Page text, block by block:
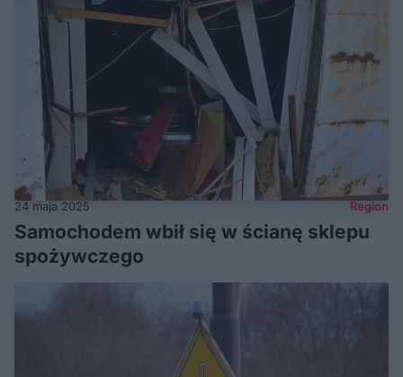
24 maja 2025 Region
Samochodem wbił się w ścianę sklepu
spożywczego